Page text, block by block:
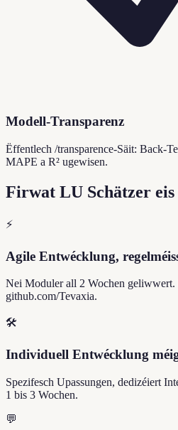
Modell-Transparenz
Ëffentlech /transparence-Säit: Back-
MAPE a R² ugewisen.
Firwat LU Schätzer eis
⚡
Agile Entwécklung,
Nei Moduler all 2 Wochen
github.com/Tevaxia.
🛠️
Individuell Entwécklung
Spezifesch Upassungen, dedizéiert
1 bis 3 Wochen.
💬